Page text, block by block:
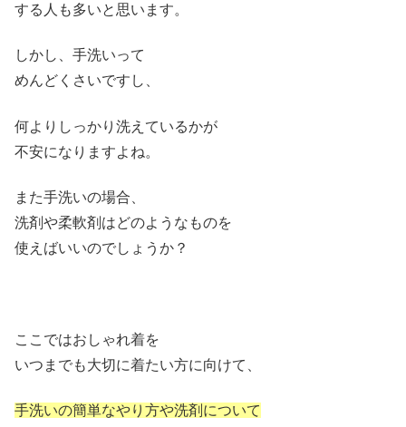
する人も多いと思います。
しかし、手洗いって
めんどくさいですし、
何よりしっかり洗えているかが
不安になりますよね。
また手洗いの場合、
洗剤や柔軟剤はどのようなものを
使えばいいのでしょうか？
ここではおしゃれ着を
いつまでも大切に着たい方に向けて、
手洗いの簡単なやり方や洗剤について